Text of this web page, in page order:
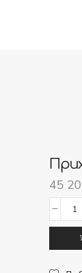
45